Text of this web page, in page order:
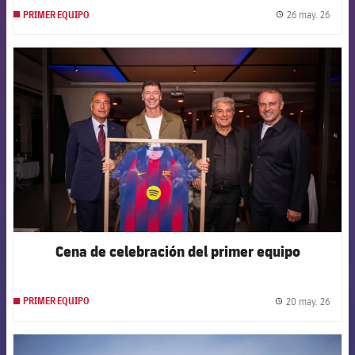
PRIMER EQUIPO 26 may. 26
FCB Barcelona badge
Cena de celebración del primer equipo
PRIMER EQUIPO 20 may. 26